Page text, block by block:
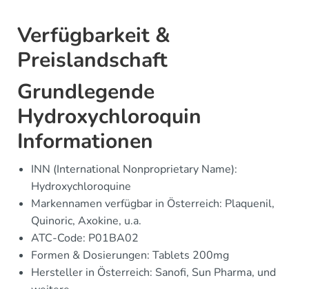
Verfügbarkeit &
Preislandschaft
Grundlegende
Hydroxychloroquin
Informationen
INN (International Nonproprietary Name):
Hydroxychloroquine
Markennamen verfügbar in Österreich: Plaquenil,
Quinoric, Axokine, u.a.
ATC-Code: P01BA02
Formen & Dosierungen: Tablets 200mg
Hersteller in Österreich: Sanofi, Sun Pharma, und